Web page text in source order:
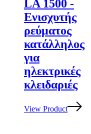
LA 1500 -
Ενισχυτής
ρεύματος
κατάλληλος
για
ηλεκτρικές
κλειδαριές
View Product